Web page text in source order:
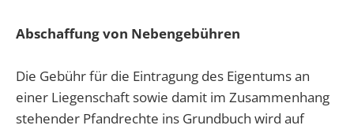
Abschaffung von Nebengebühren
Die Gebühr für die Eintragung des Eigentums an
einer Liegenschaft sowie damit im Zusammenhang
stehender Pfandrechte ins Grundbuch wird auf